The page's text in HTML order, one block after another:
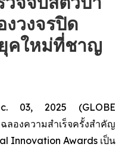
วงจรปิด
คใหม่ที่ชาญ
03, 2025 (GLOBE
ลองความสำเร็จครั้งสำคัญ
Innovation Awards เป็น